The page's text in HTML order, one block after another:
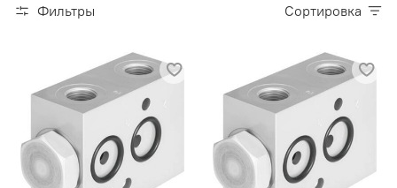
Фильтры Сортировка